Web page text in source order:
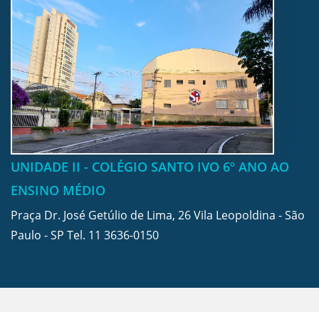
UNIDADE II - COLÉGIO SANTO IVO 6º ANO AO
ENSINO MÉDIO
Praça Dr. José Getúlio de Lima, 26 Vila Leopoldina - São
Paulo - SP Tel. 11 3636-0150